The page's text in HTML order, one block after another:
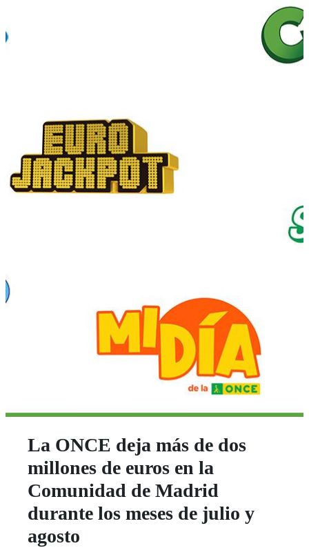
La ONCE deja más de dos
millones de euros en la
Comunidad de Madrid
durante los meses de julio y
agosto